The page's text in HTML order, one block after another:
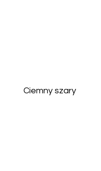
Ciemny szary